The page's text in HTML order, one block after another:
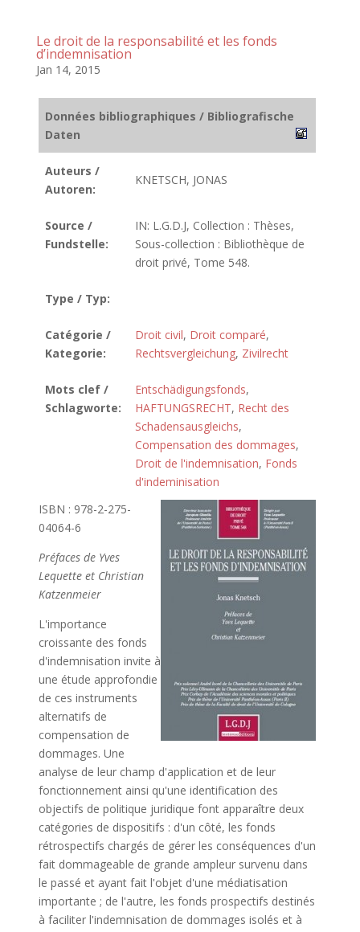
Le droit de la responsabilité et les fonds
d’indemnisation
Jan 14, 2015
Données bibliographiques / Bibliografische
Daten
Auteurs /
Autoren:
KNETSCH, JONAS
Source /
Fundstelle:
IN: L.G.D.J, Collection : Thèses,
Sous-collection : Bibliothèque de
droit privé, Tome 548.
Type / Typ:
Catégorie /
Kategorie:
Droit civil, Droit comparé,
Rechtsvergleichung, Zivilrecht
Mots clef /
Schlagworte:
Entschädigungsfonds,
HAFTUNGSRECHT, Recht des
Schadensausgleichs,
Compensation des dommages,
Droit de l'indemnisation, Fonds
d'indeminisation
ISBN : 978-2-275-
04064-6
Préfaces de Yves
Lequette et Christian
Katzenmeier
L'importance
croissante des fonds
d'indemnisation invite à
une étude approfondie
de ces instruments
alternatifs de
compensation de
dommages. Une
analyse de leur champ d'application et de leur
fonctionnement ainsi qu'une identification des
objectifs de politique juridique font apparaître deux
catégories de dispositifs : d'un côté, les fonds
rétrospectifs chargés de gérer les conséquences d'un
fait dommageable de grande ampleur survenu dans
le passé et ayant fait l'objet d'une médiatisation
importante ; de l'autre, les fonds prospectifs destinés
à faciliter l'indemnisation de dommages isolés et à